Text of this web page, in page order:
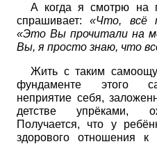
А когда я смотрю на
спрашивает:«Что, всё
«Это Вы прочитали на
Вы, я просто знаю, что
Жить с таким
фундаменте этого
неприятие себя,
детстве упрёками,
Получается, что у
здорового отношения